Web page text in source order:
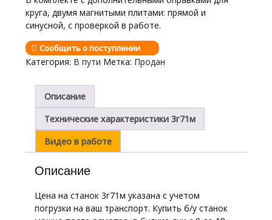
круга, двумя магнитыми плитами: прямой и
синусной, с проверкой в работе.
Сообщить о поступлении
Категория: В пути Метка: Продан
Описание
Технические характеристики 3г71м
Видео в работе
Описание
Цена на станок 3г71м указана с учетом
погрузки на ваш транспорт. Купить б/у станок